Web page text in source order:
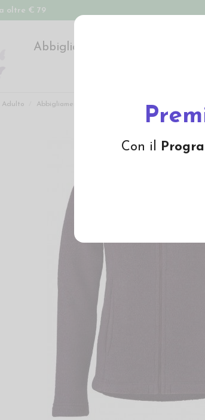
Con il
oltre € 79
Abbigliamento
Adulto Abbigliamento adulto Giacca donna in pile di